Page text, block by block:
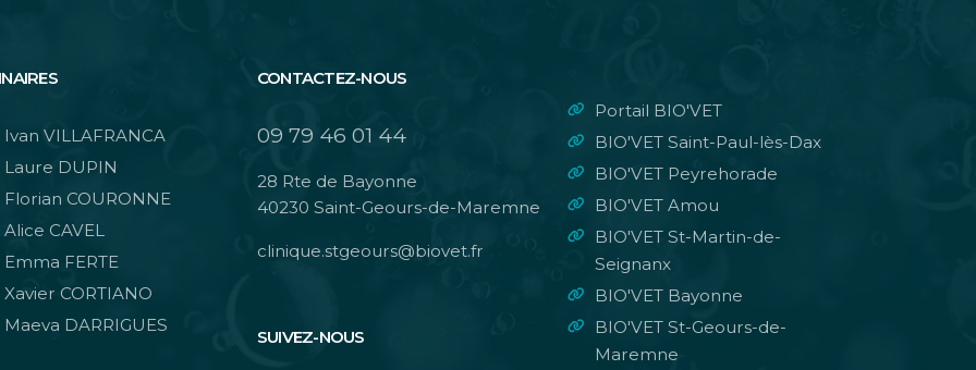
Ivan VILLAFRANCA
Laure DUPIN
Florian COURONNE
Alice CAVEL
Emma FERTE
Xavier CORTIANO
Maeva DARRIGUES
CONTACTEZ-NOUS
09 79 46 01 44
28 Rte de Bayonne
40230 Saint-Geours-de-Maremne
clinique.stgeours@biovet.fr
SUIVEZ-NOUS
Portail BIO'VET
BIO'VET Saint-Paul-lès-Dax
BIO'VET Peyrehorade
BIO'VET Amou
BIO'VET St-Martin-de-
Seignanx
BIO'VET Bayonne
BIO'VET St-Geours-de-
Maremne